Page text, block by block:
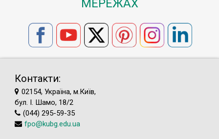
МЕРЕЖАХ
Контакти:
02154, Україна, м.Київ,
бул. І. Шамо, 18/2
(044) 295-59-35
fpo@kubg.edu.ua